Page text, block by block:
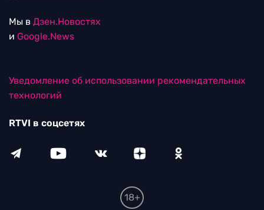
Мы в Дзен.Новостях
и Google.News
Уведомление об использовании рекомендательных
технологий
RTVI в соцсетях
18+